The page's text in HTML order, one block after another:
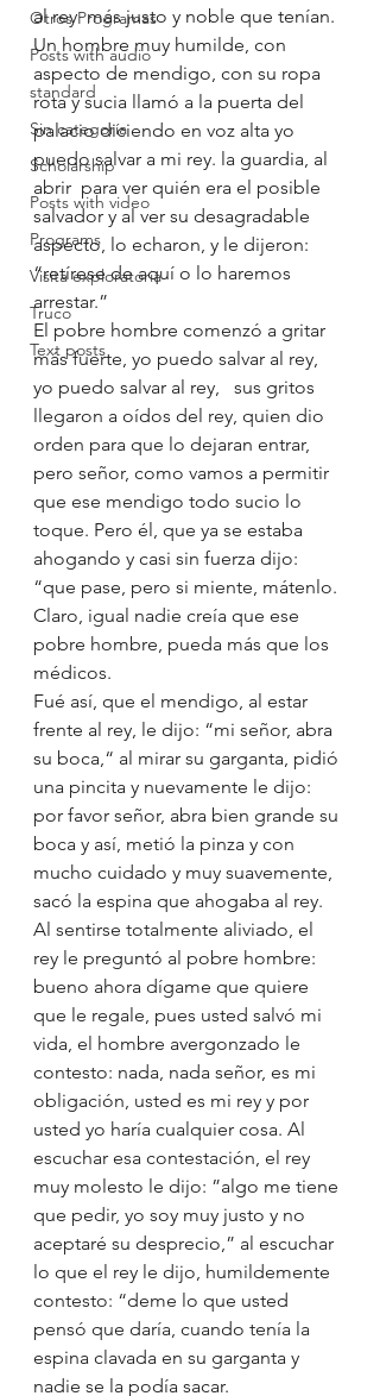
Otros Programas
Posts with audio
standard
Sin categoría
Scholarship
Posts with video
Programs
Visita exploratoria
Truco
Text posts
al rey  más justo y noble que tenían.
Un hombre muy humilde, con
aspecto de mendigo, con su ropa
rota y sucia llamó a la puerta del
palacio diciendo en voz alta yo
puedo salvar a mi rey. la guardia, al
abrir  para ver quién era el posible
salvador y al ver su desagradable
aspecto, lo echaron, y le dijeron:
“retírese de aquí o lo haremos
arrestar.”
El pobre hombre comenzó a gritar
más fuerte, yo puedo salvar al rey,
yo puedo salvar al rey,   sus gritos
llegaron a oídos del rey, quien dio
orden para que lo dejaran entrar,
pero señor, como vamos a permitir
que ese mendigo todo sucio lo
toque. Pero él, que ya se estaba
ahogando y casi sin fuerza dijo:
“que pase, pero si miente, mátenlo.
Claro, igual nadie creía que ese
pobre hombre, pueda más que los
médicos.
Fué así, que el mendigo, al estar
frente al rey, le dijo: “mi señor, abra
su boca,“ al mirar su garganta, pidió
una pincita y nuevamente le dijo:
por favor señor, abra bien grande su
boca y así, metió la pinza y con
mucho cuidado y muy suavemente,
sacó la espina que ahogaba al rey.
Al sentirse totalmente aliviado, el
rey le preguntó al pobre hombre:
bueno ahora dígame que quiere
que le regale, pues usted salvó mi
vida, el hombre avergonzado le
contesto: nada, nada señor, es mi
obligación, usted es mi rey y por
usted yo haría cualquier cosa. Al
escuchar esa contestación, el rey
muy molesto le dijo: ”algo me tiene
que pedir, yo soy muy justo y no
aceptaré su desprecio,” al escuchar
lo que el rey le dijo, humildemente
contesto: “deme lo que usted
pensó que daría, cuando tenía la
espina clavada en su garganta y
nadie se la podía sacar.